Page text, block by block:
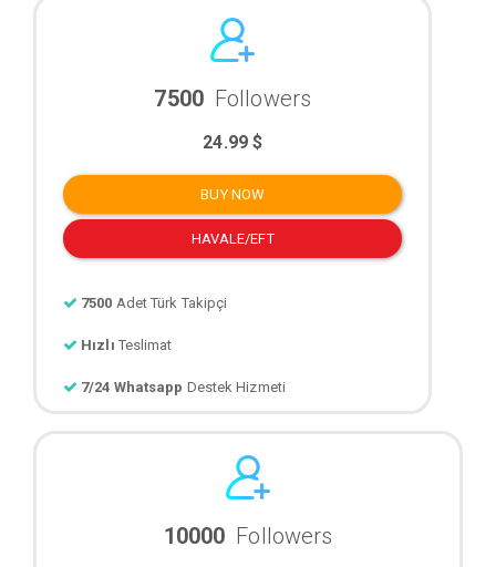
7500 Followers
24.99 $
BUY NOW
HAVALE/EFT
7500 Adet Türk Takipçi
Hızlı Teslimat
7/24 Whatsapp Destek Hizmeti
10000 Followers